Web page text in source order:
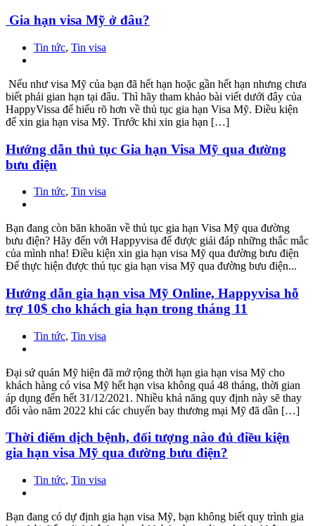
Gia hạn visa Mỹ ở đâu?
Tin tức, Tin visa
Nếu như visa Mỹ của bạn đã hết hạn hoặc gần hết hạn nhưng chưa
biết phải gian hạn tại đâu. Thì hãy tham khảo bài viết dưới đây của
HappyVissa để hiểu rõ hơn về thủ tục gia hạn Visa Mỹ. Điều kiện
để xin gia hạn visa Mỹ. Trước khi xin gia hạn […]
Hướng dẫn thủ tục Gia hạn Visa Mỹ qua đường
bưu điện
Tin tức, Tin visa
Bạn đang còn băn khoăn về thủ tục gia hạn Visa Mỹ qua đường
bưu điện? Hãy đến với Happyvisa để được giải đáp những thắc mắc
của mình nha! Điều kiện xin gia hạn visa Mỹ qua đường bưu điện
Để thực hiện được thủ tục gia hạn visa Mỹ qua đường bưu điện...
Hướng dẫn gia hạn visa Mỹ Online, Happyvisa hỗ
trợ 10$ cho khách gia hạn trong tháng 11
Tin tức, Tin visa
Đại sứ quán Mỹ hiện đã mở rộng thời hạn gia hạn visa Mỹ cho
khách hàng có visa Mỹ hết hạn visa không quá 48 tháng, thời gian
áp dụng đến hết 31/12/2021. Nhiều khả năng quy định này sẽ thay
đổi vào năm 2022 khi các chuyến bay thương mại Mỹ đã dần […]
Thời điểm dịch bệnh, đối tượng nào đủ điều kiện
gia hạn visa Mỹ qua đường bưu điện?
Tin tức, Tin visa
Bạn đang có dự định gia hạn visa Mỹ, bạn không biết quy trình gia